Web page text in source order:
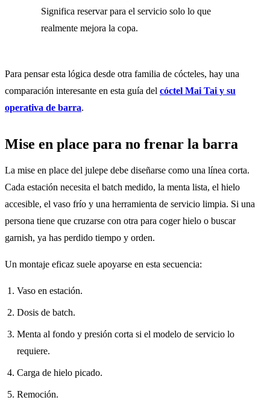
Significa reservar para el servicio solo lo que
realmente mejora la copa.
Para pensar esta lógica desde otra familia de cócteles, hay una
comparación interesante en esta guía del cóctel Mai Tai y su
operativa de barra.
Mise en place para no frenar la barra
La mise en place del julepe debe diseñarse como una línea corta.
Cada estación necesita el batch medido, la menta lista, el hielo
accesible, el vaso frío y una herramienta de servicio limpia. Si una
persona tiene que cruzarse con otra para coger hielo o buscar
garnish, ya has perdido tiempo y orden.
Un montaje eficaz suele apoyarse en esta secuencia:
Vaso en estación.
Dosis de batch.
Menta al fondo y presión corta si el modelo de servicio lo
requiere.
Carga de hielo picado.
Remoción.